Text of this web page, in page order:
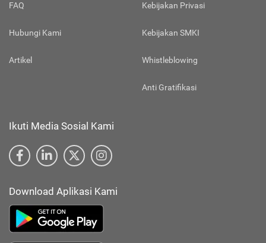
FAQ
Hubungi Kami
Artikel
Kebijakan Privasi
Kebijakan SMKI
Whistleblowing
Anti Gratifikasi
Ikuti Media Sosial Kami
Download Aplikasi Kami